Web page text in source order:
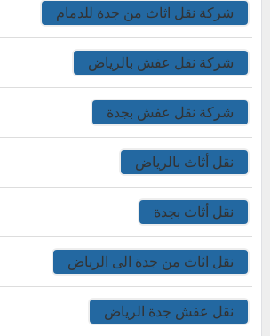
شركة نقل اثاث من جدة للدمام
شركة نقل عفش بالرياض
شركة نقل عفش بجدة
نقل أثاث بالرياض
نقل أثاث بجدة
نقل اثاث من جدة الى الرياض
نقل عفش جدة الرياض